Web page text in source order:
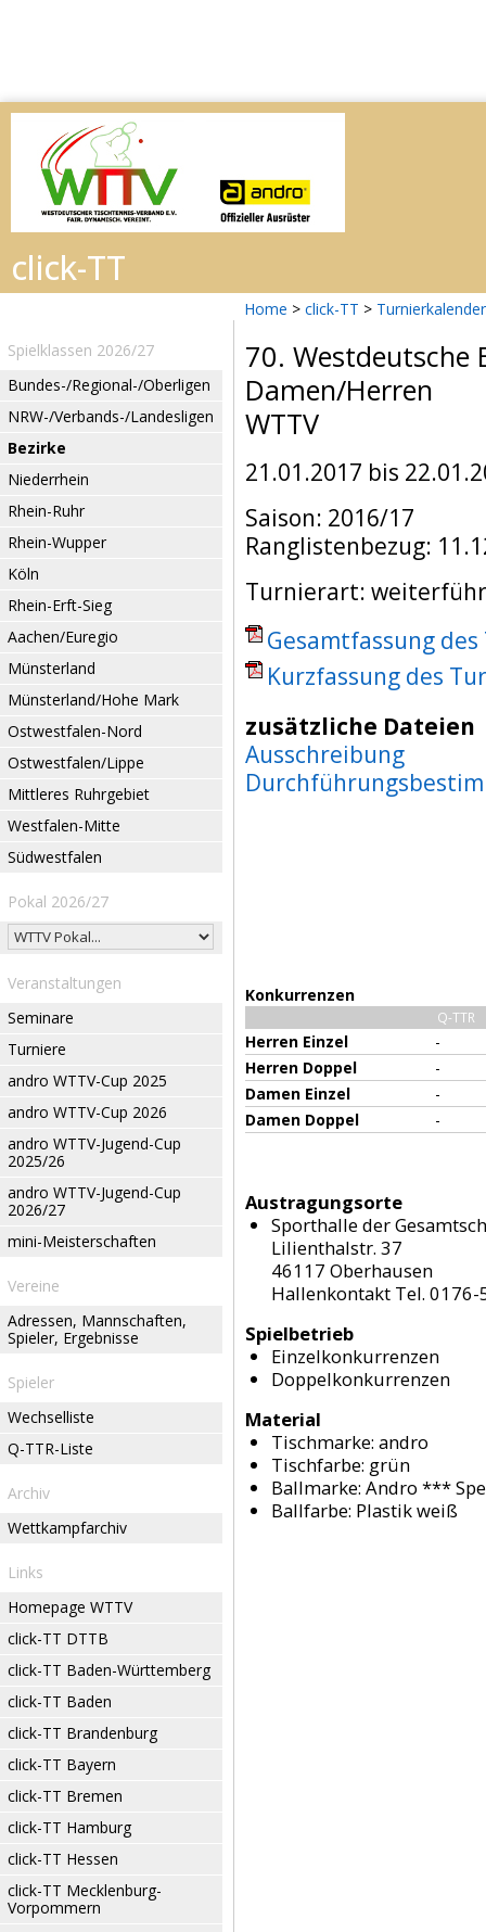
Home > click-TT > Turnierkalender
Spielklassen 2026/27
Bundes-/Regional-/Oberligen
NRW-/Verbands-/Landesligen
Bezirke
Niederrhein
Rhein-Ruhr
Rhein-Wupper
Köln
Rhein-Erft-Sieg
Aachen/Euregio
Münsterland
Münsterland/Hohe Mark
Ostwestfalen-Nord
Ostwestfalen/Lippe
Mittleres Ruhrgebiet
Westfalen-Mitte
Südwestfalen
Pokal 2026/27
Veranstaltungen
Seminare
Turniere
andro WTTV-Cup 2025
andro WTTV-Cup 2026
andro WTTV-Jugend-Cup
2025/26
andro WTTV-Jugend-Cup
2026/27
mini-Meisterschaften
Vereine
Adressen, Mannschaften,
Spieler, Ergebnisse
Spieler
Wechselliste
Q-TTR-Liste
Archiv
Wettkampfarchiv
Links
Homepage WTTV
click-TT DTTB
click-TT Baden-Württemberg
click-TT Baden
click-TT Brandenburg
click-TT Bayern
click-TT Bremen
click-TT Hamburg
click-TT Hessen
click-TT Mecklenburg-
Vorpommern
70. Westdeutsche
Damen/Herren
WTTV
21.01.2017 bis
Saison: 2016/17
Ranglistenbezug:
Turnierart:
Gesamtfassung
Kurzfassung des
zusätzliche Dateien
Ausschreibung
Konkurrenzen
Q-TTR
Herren Einzel
-
Herren Doppel
-
Damen Einzel
-
Damen Doppel
-
Austragungsorte
Sporthalle der
Lilienthalstr. 37
46117 Oberhausen
Hallenkontakt Tel.
Spielbetrieb
Einzelkonkurrenzen
Doppelkonkurrenzen
Material
Tischmarke: andro
Tischfarbe: grün
Ballmarke: Andro ***
Ballfarbe: Plastik weiß